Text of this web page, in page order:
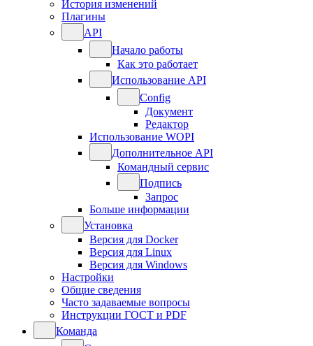
История изменений
Плагины
API
Начало работы
Как это работает
Использование API
Config
Документ
Редактор
Использование WOPI
Дополнительное API
Командный сервис
Подпись
Запрос
Больше информации
Установка
Версия для Docker
Версия для Linux
Версия для Windows
Настройки
Общие сведения
Часто задаваемые вопросы
Инструкции ГОСТ и PDF
Команда